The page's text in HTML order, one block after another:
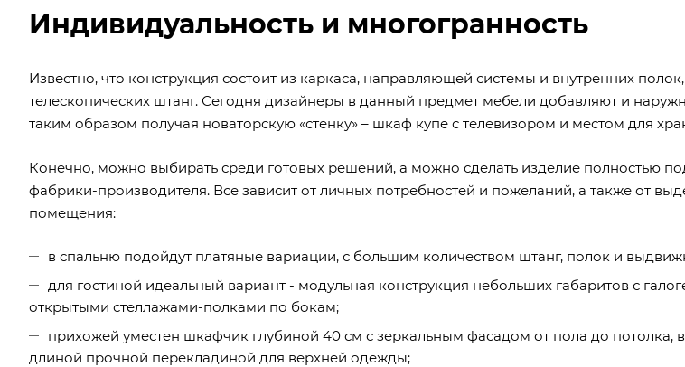
Индивидуальность и многогранность
Известно, что конструкция состоит из каркаса, направляющей системы и внутренних
телескопических штанг. Сегодня дизайнеры в данный предмет мебели добавляют и
таким образом получая новаторскую «стенку» – шкаф купе с телевизором и местом для
Конечно, можно выбирать среди готовых решений, а можно сделать изделие полностью
фабрики-производителя. Все зависит от личных потребностей и пожеланий, а также от
помещения:
в спальню подойдут платяные вариации, с большим количеством штанг, полок и
для гостиной идеальный вариант - модульная конструкция небольших габаритов с
открытыми стеллажами-полками по бокам;
прихожей уместен шкафчик глубиной 40 см с зеркальным фасадом от пола до потолка,
длиной прочной перекладиной для верхней одежды;